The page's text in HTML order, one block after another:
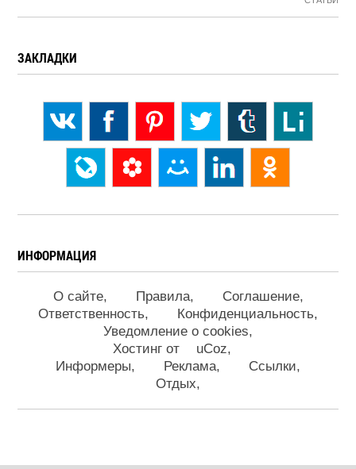
ЗАКЛАДКИ
ИНФОРМАЦИЯ
О сайте Правила
Соглашение
Ответственность
Конфиденциальность
Уведомление о cookies
Хостинг от
uCoz
Информеры
Реклама
Ссылки
Отдых